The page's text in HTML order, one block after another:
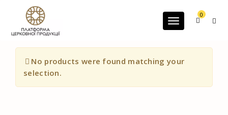
G-60JZFMNRBC
Toggle
0
No products were found matching your
selection.